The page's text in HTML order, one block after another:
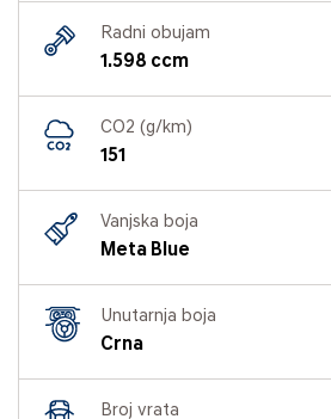
Radni obujam
1.598 ccm
CO2 (g/km)
151
Vanjska boja
Meta Blue
Unutarnja boja
Crna
Broj vrata